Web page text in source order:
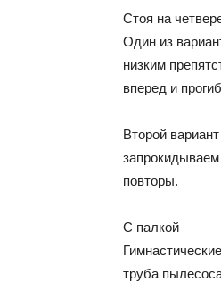
Стоя на
Один из
низким
вперед и
Второй
запрокидываем
повторы.
С палкой
труба